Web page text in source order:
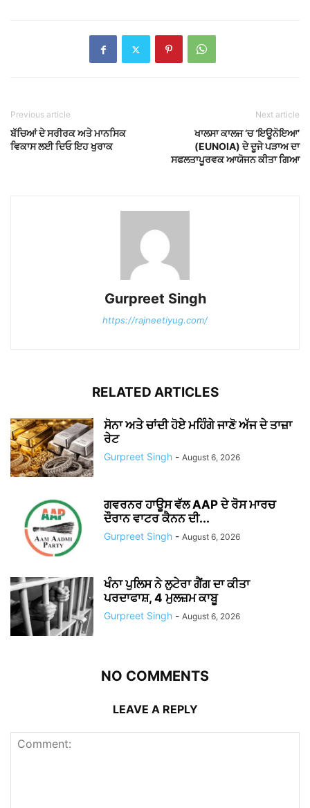
Previous article
ਬੱਚਿਆਂ ਦੇ ਸਰੀਰਕ ਅਤੇ ਮਾਨਸਿਕ
ਵਿਕਾਸ ਲਈ ਦਿਓ ਇਹ ਖੁਰਾਕ
Next article
ਖਾਲਸਾ ਕਾਲਜ ‘ਚ ‘ਇਊਨੋਇਆ’
(EUNOIA) ਦੇ ਦੂਜੇ ਪੜਾਅ ਦਾ
ਸਫਲਤਾਪੂਰਵਕ ਆਯੋਜਨ ਕੀਤਾ ਗਿਆ
Gurpreet Singh
https://rajneetiyug.com/
RELATED ARTICLES
ਸੋਨਾ ਅਤੇ ਚਾਂਦੀ ਹੋਏ ਮਹਿੰਗੇ ਜਾਣੋ ਅੱਜ ਦੇ ਤਾਜ਼ਾ
ਰੇਟ
Gurpreet Singh - August 6, 2026
ਗਵਰਨਰ ਹਾਊਸ ਵੱਲ AAP ਦੇ ਰੋਸ ਮਾਰਚ
ਦੌਰਾਨ ਵਾਟਰ ਕੈਨਨ ਦੀ...
Gurpreet Singh - August 6, 2026
ਖੰਨਾ ਪੁਲਿਸ ਨੇ ਲੁਟੇਰਾ ਗੈਂਗ ਦਾ ਕੀਤਾ
ਪਰਦਾਫਾਸ਼, 4 ਮੁਲਜ਼ਮ ਕਾਬੂ
Gurpreet Singh - August 6, 2026
NO COMMENTS
LEAVE A REPLY